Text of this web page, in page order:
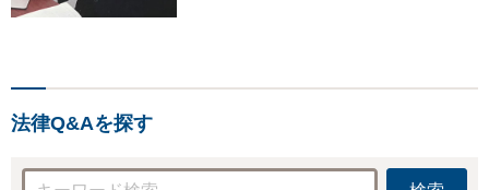
法律Q&Aを探す